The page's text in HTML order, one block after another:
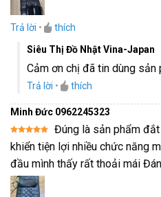
Trả lời •
thích
Siêu Thị Đồ Nhật Vina-Japan
Cảm ơn chị đã tin dùng sản
Trả lời • thích
Minh Đức 0962245323
Được xếp
hạng5
5
Đúng là sản phẩm
khiển tiện lợi nhiều chức năng
đầu mình thấy rất thoải mái